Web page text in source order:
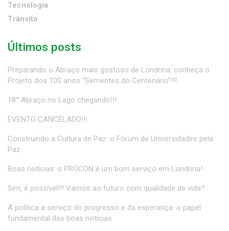
Tecnologia
Trânsito
Últimos posts
Preparando o Abraço mais gostoso de Londrina: conheça o
Projeto dos 100 anos “Sementes do Centenário”!!!
18° Abraço no Lago chegando!!!
EVENTO CANCELADO!!!
Construindo a Cultura de Paz: o Fórum de Universidades pela
Paz
Boas notícias: o PROCON é um bom serviço em Londrina!
Sim, é possível!!! Vamos ao futuro com qualidade de vida?
A política a serviço do progresso e da esperança: o papel
fundamental das boas notícias